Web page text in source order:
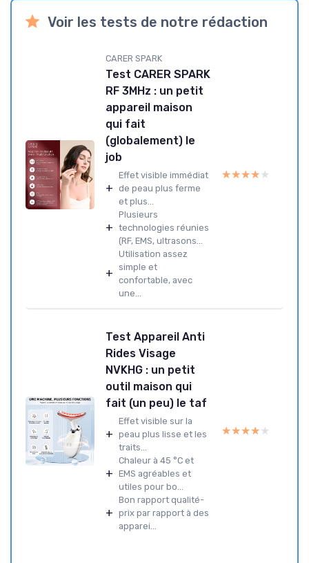
Voir les tests de notre rédaction
CARER SPARK
Test CARER SPARK
RF 3MHz : un petit
appareil maison
qui fait
(globalement) le
job
+
Effet visible immédiat
de peau plus ferme
et plus...
+
Plusieurs
technologies réunies
(RF, EMS, ultrasons...
+
Utilisation assez
simple et
confortable, avec
une...
★★★★★
★★★★★
Test Appareil Anti
Rides Visage
NVKHG : un petit
outil maison qui
fait (un peu) le taf
+
Effet visible sur la
peau plus lisse et les
traits...
+
Chaleur à 45 °C et
EMS agréables et
utiles pour bo...
+
Bon rapport qualité-
prix par rapport à des
apparei...
★★★★★
★★★★★